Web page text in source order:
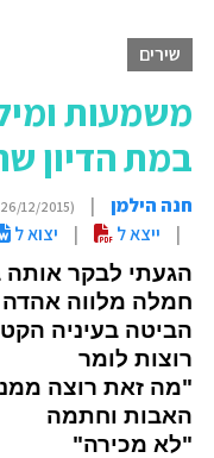
שירים
משמעות
במת הדיון
חנה הילמן |
(26/12/2015 08:14)
|
ייצא ל |
יצוא ל
הגעתי לבקר אותה
חמלה מלווה אהדה
הביטה בעיניה
רוצות לומר
"מה זאת רוצה
האבות וחתמה
"לא מכירה"